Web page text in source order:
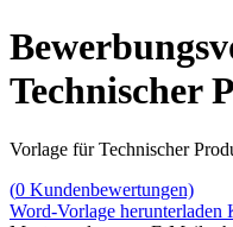
Technischer
Vorlage für Technischer
(0 Kundenbewertungen)
Word-Vorlage herunterladen